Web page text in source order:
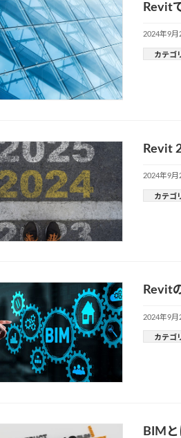
Revit
2024年9月
カテゴ
Revit
2024年9月
カテゴ
Revit
2024年9月
カテゴ
BIM